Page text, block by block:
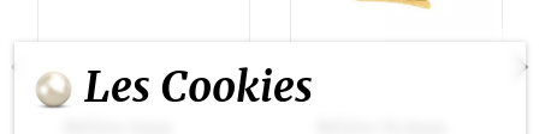
Les Cookies